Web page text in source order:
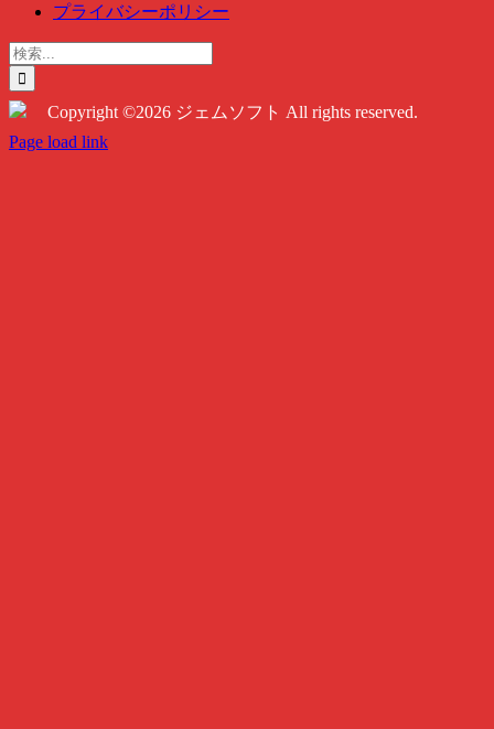
プライバシーポリシー
検
索
…
Copyright ©2026 ジェムソフト All rights reserved.
Twitter
Instagram
Facebook
Page load link